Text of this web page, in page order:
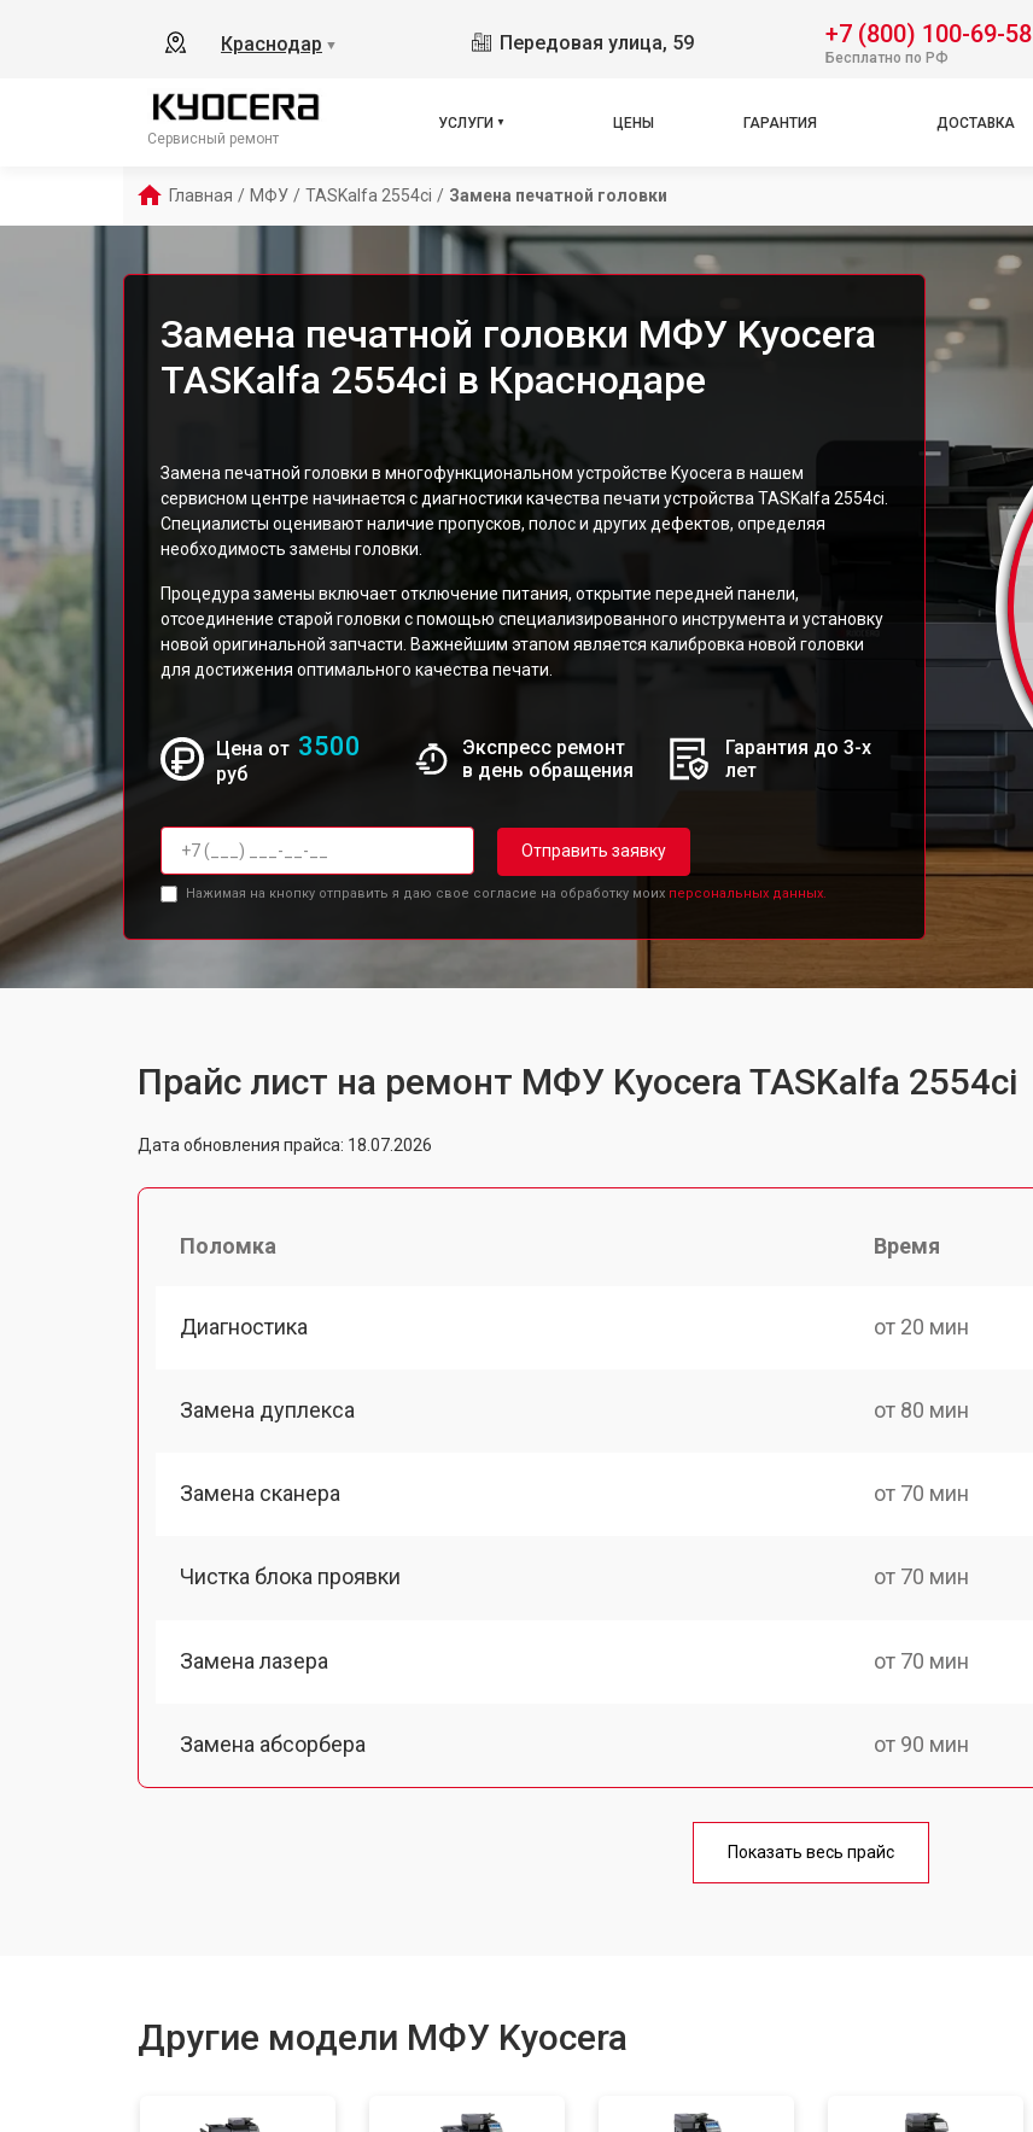
Краснодар ▼ Передовая улица, 59 +7 (800) 100-69-58
Бесплатно по РФ
Сервисный ремонт
УСЛУГИ ЦЕНЫ ГАРАНТИЯ ДОСТАВКА
Главная / МФУ / TASKalfa 2554ci / Замена печатной головки
Замена печатной головки МФУ Kyocera
TASKalfa 2554ci в Краснодаре
Замена печатной головки в многофункциональном устройстве Kyocera в нашем
сервисном центре начинается с диагностики качества печати устройства TASKalfa 2554ci.
Специалисты оценивают наличие пропусков, полос и других дефектов, определяя
необходимость замены головки.
Процедура замены включает отключение питания, открытие передней панели,
отсоединение старой головки с помощью специализированного инструмента и установку
новой оригинальной запчасти. Важнейшим этапом является калибровка новой головки
для достижения оптимального качества печати.
Цена от 3500
руб
Экспресс ремонт
в день обращения
Гарантия до 3-х
лет
Отправить заявку
Нажимая на кнопку отправить я даю свое согласие на обработку моих персональных данных.
Прайс лист на ремонт МФУ Kyocera TASKalfa 2554ci
Дата обновления прайса: 18.07.2026
Поломка Время
Диагностика от 20 мин
Замена дуплекса от 80 мин
Замена сканера от 70 мин
Чистка блока проявки от 70 мин
Замена лазера от 70 мин
Замена абсорбера от 90 мин
от 60 мин
Показать весь прайс
Другие модели МФУ Kyocera